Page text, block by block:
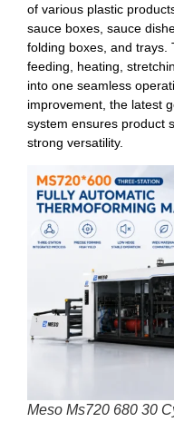
of various plastic
sauce boxes, sauce
folding boxes, and trays.
feeding, heating,
into one seamless
improvement, the latest
system ensures product
strong versatility.
Meso Ms720 680 30